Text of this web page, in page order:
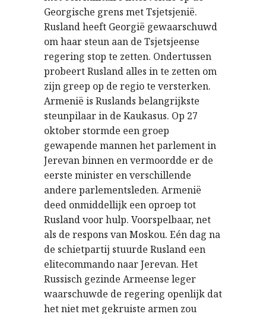
Georgische grens met Tsjetsjenië.
Rusland heeft Georgië gewaarschuwd
om haar steun aan de Tsjetsjeense
regering stop te zetten. Ondertussen
probeert Rusland alles in te zetten om
zijn greep op de regio te versterken.
Armenië is Ruslands belangrijkste
steunpilaar in de Kaukasus. Op 27
oktober stormde een groep
gewapende mannen het parlement in
Jerevan binnen en vermoordde er de
eerste minister en verschillende
andere parlementsleden. Armenië
deed onmiddellijk een oproep tot
Rusland voor hulp. Voorspelbaar, net
als de respons van Moskou. Eén dag na
de schietpartij stuurde Rusland een
elitecommando naar Jerevan. Het
Russisch gezinde Armeense leger
waarschuwde de regering openlijk dat
het niet met gekruiste armen zou